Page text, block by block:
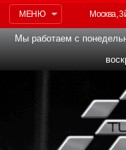
МЕНЮ Москва,
Мы работаем с